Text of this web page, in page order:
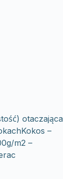
otaczająca
–
m2 –